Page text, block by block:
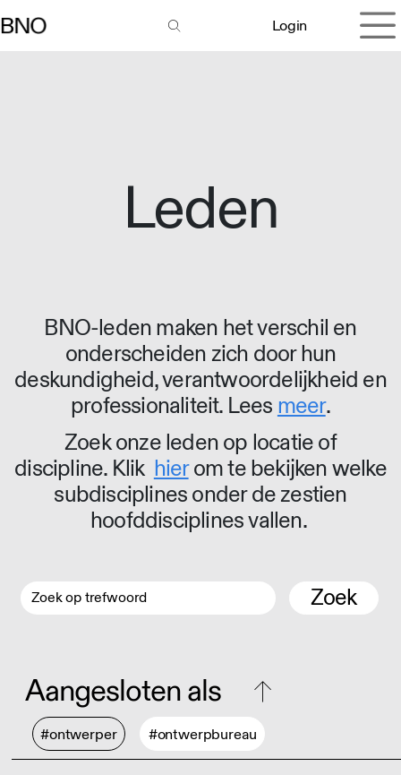
Login
Leden
BNO-leden maken het verschil en
onderscheiden zich door hun
deskundigheid, verantwoordelijkheid en
professionaliteit. Lees meer.
Zoek onze leden op locatie of
discipline. Klik hierom te bekijken welke
subdisciplines onder de zestien
hoofddisciplines vallen.
Zoek
Aangesloten als
#ontwerper #ontwerpbureau